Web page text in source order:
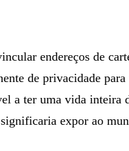
endereços de
de privacidade
a ter uma vida inteira
expor ao